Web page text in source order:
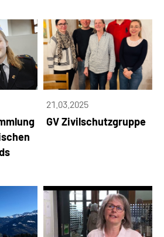
21.03.2025
GV Zivilschutzgruppe